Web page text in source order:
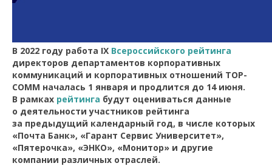
В 2022 году работа IX Всероссийского рейтинга
директоров департаментов корпоративных
коммуникаций и корпоративных отношений TOP-
COMM началась 1 января и продлится до 14 июня.
В рамках рейтинга будут оцениваться данные
о деятельности участников рейтинга
за предыдущий календарный год, в числе которых
«Почта Банк», «Гарант Сервис Университет»,
«Пятерочка», «ЭНКО», «Монитор» и другие
компании различных отраслей.